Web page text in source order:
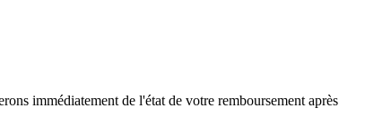
immédiatement de l'état de votre remboursement après